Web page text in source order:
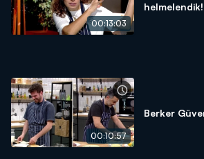
00:13:03
helmelendik!
00:10:57
Berker